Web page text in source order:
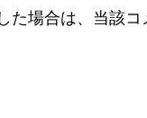
た場合は、当該コ